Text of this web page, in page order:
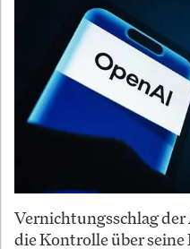
Vernichtungsschlag
die Kontrolle über